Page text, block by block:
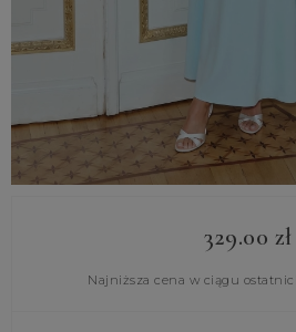
329.00 zł
Najniższa cena w ciągu